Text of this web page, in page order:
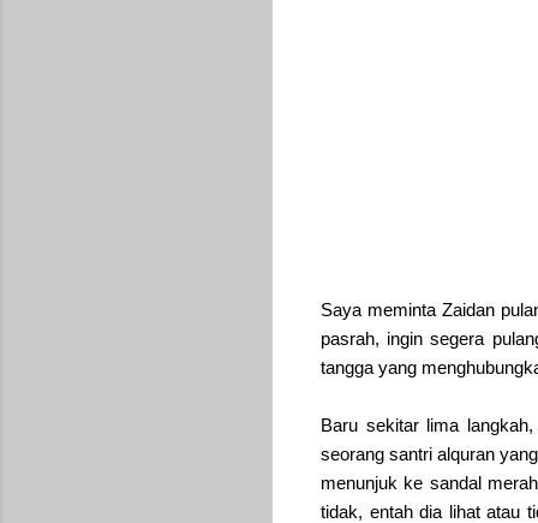
Saya meminta Zaidan
pasrah, ingin segera
tangga yang
Baru sekitar lima
seorang santri alquran
menunjuk ke sandal
tidak, entah dia lihat atau